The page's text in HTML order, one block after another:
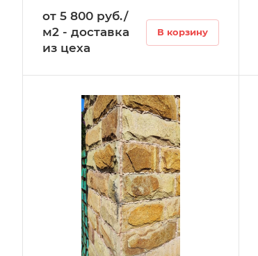
от 5 800 руб./
м2 - доставка
из цеха
В корзину